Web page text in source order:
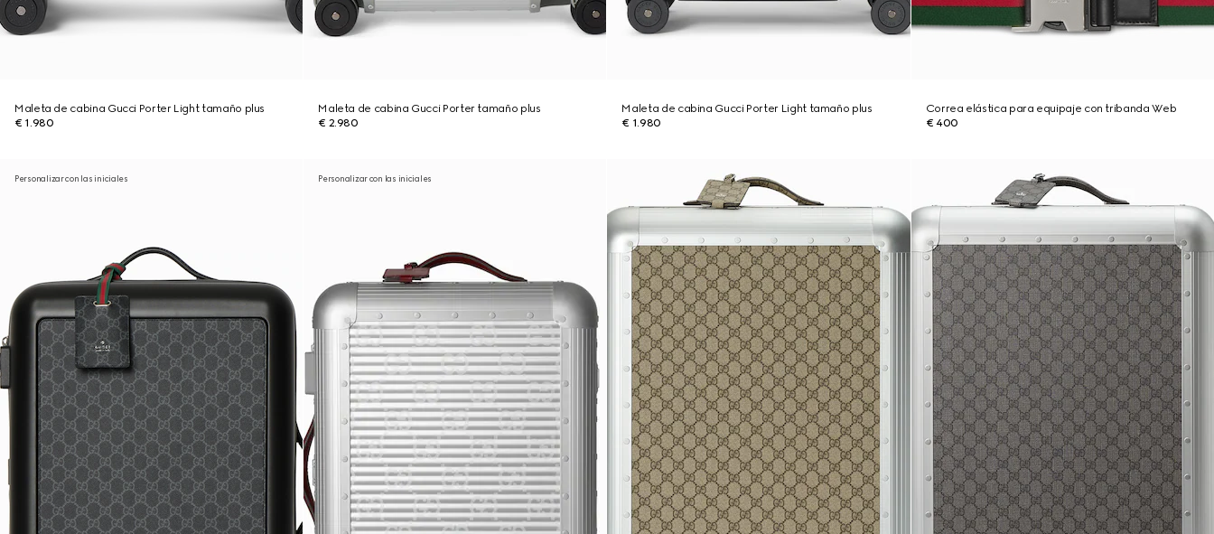
Maleta de cabina Gucci Porter Light tamaño plus
€ 1.980
Maleta de cabina Gucci Porter tamaño plus
€ 2.980
Maleta de cabina Gucci Porter Light tamaño plus
€ 1.980
Correa elástica para equipaje con tribanda Web
€ 400
Personalizar con las iniciales Personalizar con las iniciales